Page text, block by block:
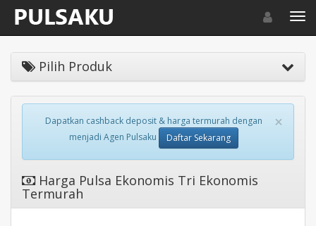
Toggle
Pilih Produk
×
Dapatkan cashback deposit & harga termurah dengan
menjadi Agen Pulsaku
Daftar Sekarang
Harga Pulsa Ekonomis Tri Ekonomis
Termurah